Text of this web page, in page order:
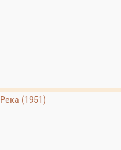
Река (1951)